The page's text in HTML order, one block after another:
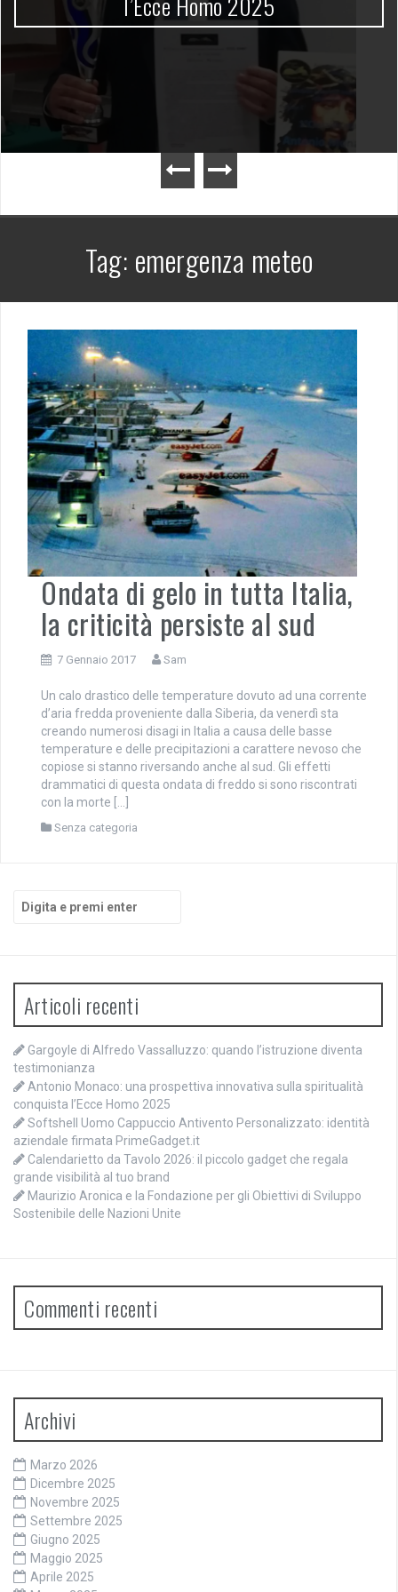
Tag: emergenza meteo
Ondata di gelo in tutta Italia,
la criticità persiste al sud
7 Gennaio 2017 Sam
Un calo drastico delle temperature dovuto ad una corrente
d’aria fredda proveniente dalla Siberia, da venerdì sta
creando numerosi disagi in Italia a causa delle basse
temperature e delle precipitazioni a carattere nevoso che
copiose si stanno riversando anche al sud. Gli effetti
drammatici di questa ondata di freddo si sono riscontrati
con la morte […]
Senza categoria
Cerca:
Articoli recenti
Gargoyle di Alfredo Vassalluzzo: quando l’istruzione diventa
testimonianza
Antonio Monaco: una prospettiva innovativa sulla spiritualità
conquista l’Ecce Homo 2025
Softshell Uomo Cappuccio Antivento Personalizzato: identità
aziendale firmata PrimeGadget.it
Calendarietto da Tavolo 2026: il piccolo gadget che regala
grande visibilità al tuo brand
Maurizio Aronica e la Fondazione per gli Obiettivi di Sviluppo
Sostenibile delle Nazioni Unite
Commenti recenti
Archivi
Marzo 2026
Dicembre 2025
Novembre 2025
Settembre 2025
Giugno 2025
Maggio 2025
Aprile 2025